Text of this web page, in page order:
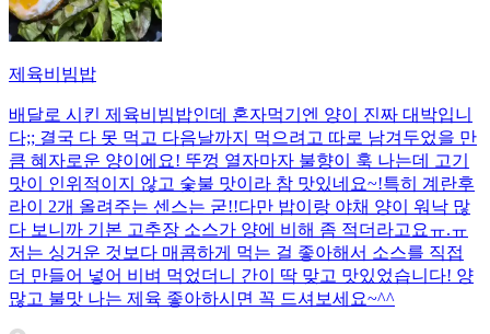
제육비빔밥
배달로 시킨 제육비빔밥인데 혼자먹기엔 양이 진짜 대박입니
다;; 결국 다 못 먹고 다음날까지 먹으려고 따로 남겨두었을 만
큼 혜자로운 양이에요! 뚜껑 열자마자 불향이 훅 나는데 고기
맛이 인위적이지 않고 숯불 맛이라 참 맛있네요~!특히 계란후
라이 2개 올려주는 센스는 굳!! ​다만 밥이랑 야채 양이 워낙 많
다 보니까 기본 고추장 소스가 양에 비해 좀 적더라고요ㅠ.ㅠ
저는 싱거운 것보다 매콤하게 먹는 걸 좋아해서 소스를 직접
더 만들어 넣어 비벼 먹었더니 간이 딱 맞고 맛있었습니다! 양
많고 불맛 나는 제육 좋아하시면 꼭 드셔보세요~^^